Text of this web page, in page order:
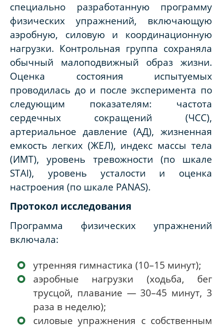
специально разработанную программу
физических упражнений, включающую
аэробную, силовую и координационную
нагрузки. Контрольная группа сохраняла
обычный малоподвижный образ жизни.
Оценка состояния испытуемых
проводилась до и после эксперимента по
следующим показателям: частота
сердечных сокращений (ЧСС),
артериальное давление (АД), жизненная
емкость легких (ЖЕЛ), индекс массы тела
(ИМТ), уровень тревожности (по шкале
STAI), уровень усталости и оценка
настроения (по шкале PANAS).
Протокол исследования
Программа физических упражнений
включала:
утренняя гимнастика (10–15 минут);
аэробные нагрузки (ходьба, бег
трусцой, плавание — 30–45 минут, 3
раза в неделю);
силовые упражнения с собственным